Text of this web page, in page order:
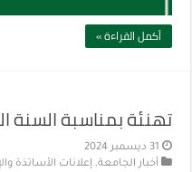
أكمل القراءة »
تهنئة بمناسبة السنة
31 ديسمبر 2024
أخبار الجامعة, إعلانات الأساتذة